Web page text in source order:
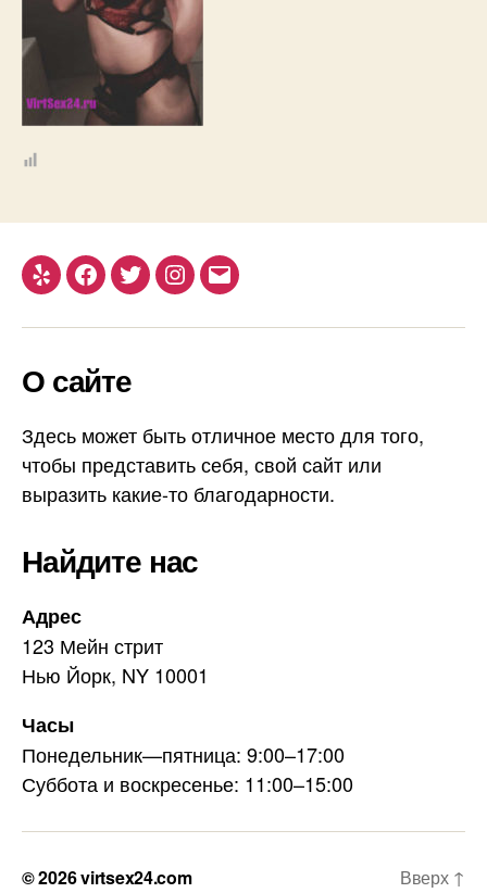
Yelp Facebook
TwitterInstagram
Email
О сайте
Здесь может быть отличное место для того,
чтобы представить себя, свой сайт или
выразить какие-то благодарности.
Найдите нас
Адрес
123 Мейн стрит
Нью Йорк, NY 10001
Часы
Понедельник—пятница: 9:00–17:00
Суббота и воскресенье: 11:00–15:00
© 2026virtsex24.com Вверх ↑